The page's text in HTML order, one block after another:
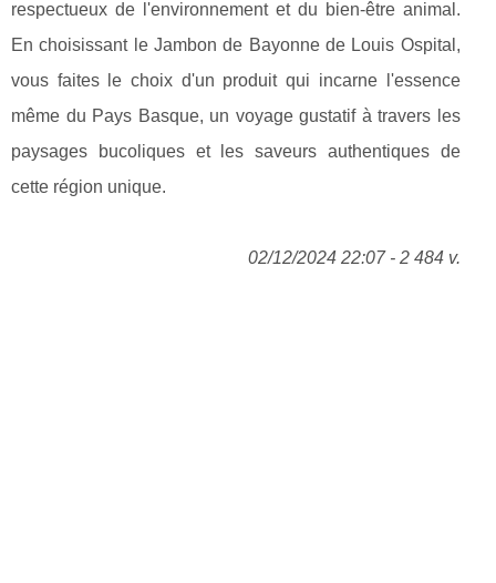
respectueux de l'environnement et du bien-être animal.
En choisissant le Jambon de Bayonne de Louis Ospital,
vous faites le choix d'un produit qui incarne l'essence
même du Pays Basque, un voyage gustatif à travers les
paysages bucoliques et les saveurs authentiques de
cette région unique.
02/12/2024 22:07 - 2 484 v.